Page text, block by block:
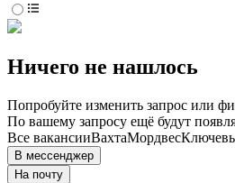
Ничего не нашлось
Попробуйте изменить запрос или
По вашему запросу ещё будут
Все вакансииВахтаМордвес
В мессенджер
На почту